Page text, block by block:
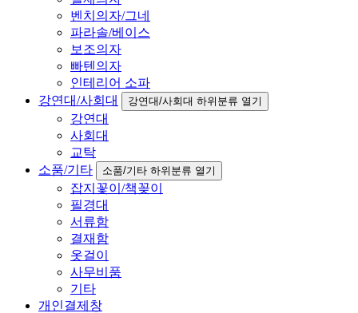
벤치의자/그네
파라솔/베이스
보조의자
빠텐의자
인테리어 소파
강연대/사회대
강연대/사회대 하위분류 열기
강연대
사회대
교탁
소품/기타
소품/기타 하위분류 열기
잡지꽃이/책꽂이
필경대
서류함
결재함
옷걸이
사무비품
기타
개인결제창